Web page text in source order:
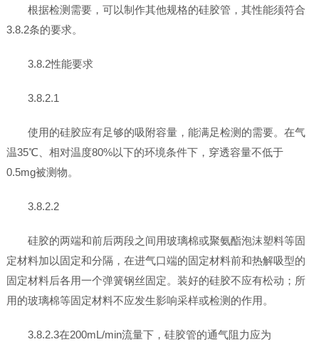
根据检测需要，可以制作其他规格的硅胶管，其性能须符合
3.8.2条的要求。
3.8.2性能要求
3.8.2.1
使用的硅胶应有足够的吸附容量，能满足检测的需要。在气
温35℃、相对温度80%以下的环境条件下，穿透容量不低于
0.5mg被测物。
3.8.2.2
硅胶的两端和前后两段之间用玻璃棉或聚氨酯泡沫塑料等固
定材料加以固定和分隔，在进气口端的固定材料前和热解吸型的
固定材料后各用一个弹簧钢丝固定。装好的硅胶不应有松动；所
用的玻璃棉等固定材料不应发生影响采样或检测的作用。
3.8.2.3在200mL/min流量下，硅胶管的通气阻力应为